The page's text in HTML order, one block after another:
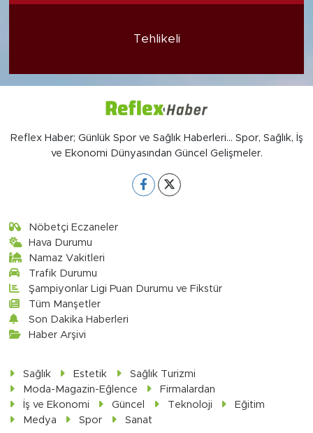
Tehlikeli
Reflex Haber; Günlük Spor ve Sağlık Haberleri... Spor, Sağlık, İş
ve Ekonomi Dünyasından Güncel Gelişmeler.
Nöbetçi Eczaneler
Hava Durumu
Namaz Vakitleri
Trafik Durumu
Şampiyonlar Ligi Puan Durumu ve Fikstür
Tüm Manşetler
Son Dakika Haberleri
Haber Arşivi
Sağlık Estetik
Sağlık Turizmi
Moda-Magazin-Eğlence
Firmalardan
İş ve Ekonomi
Güncel Teknoloji
Eğitim
Medya
Spor Sanat